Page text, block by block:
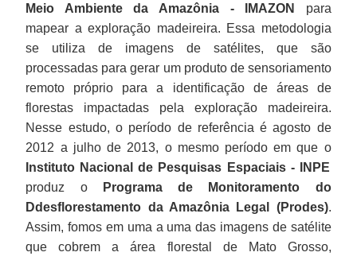
Meio Ambiente da Amazônia - IMAZON
para
mapear a exploração madeireira. Essa metodologia
se utiliza de imagens de satélites, que são
processadas para gerar um produto de sensoriamento
remoto próprio para a identificação de áreas de
florestas impactadas pela exploração madeireira.
Nesse estudo, o período de referência é agosto de
2012 a julho de 2013, o mesmo período em que o
Instituto Nacional de Pesquisas Espaciais - INPE
produz o
Programa de Monitoramento do
Ddesflorestamento da Amazônia Legal (Prodes).
Assim, fomos em uma a uma das imagens de satélite
que cobrem a área florestal de Mato Grosso,